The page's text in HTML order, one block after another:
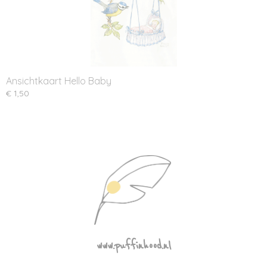
Ansichtkaart Hello Baby
€ 1,50
www.puffinhood.nl